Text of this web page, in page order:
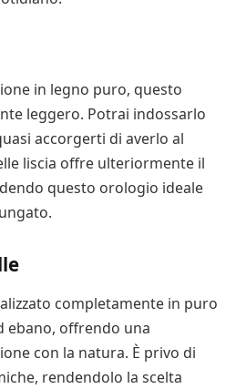
in legno puro, questo
leggero. Potrai indossarlo
accorgerti di averlo al
liscia offre ulteriormente il
questo orologio ideale
completamente in puro
ebano, offrendo una
con la natura. È privo di
rendendolo la scelta